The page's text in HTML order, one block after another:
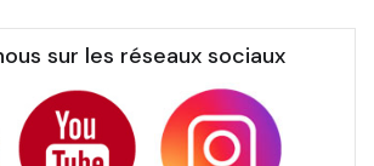
sur les réseaux sociaux